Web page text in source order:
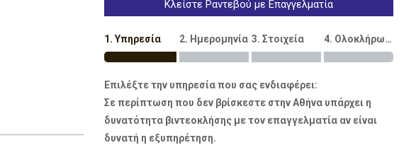
Κλείστε Ραντεβού με Επαγγελματία
1. Υπηρεσία 2. Ημερομηνία 3. Στοιχεία 4. Ολοκλήρωση
Επιλέξτε την υπηρεσία που σας ενδιαφέρει:
Σε περίπτωση που δεν βρίσκεστε στην Αθήνα υπάρχει η
δυνατότητα βιντεοκλήσης με τον επαγγελματία αν είναι
δυνατή η εξυπηρέτηση.